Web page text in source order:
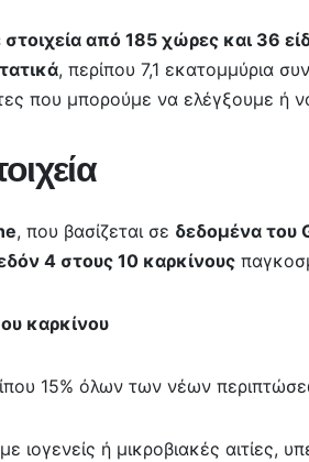
στοιχεία από 185 χώρες και 36
, περίπου 7,1 εκατομμύρια
που μπορούμε να ελέγξουμε ή
, που βασίζεται σε δεδομένα του
4 στους 10 καρκίνους
καρκίνου
15% όλων των νέων
ιογενείς ή μικροβιακές αιτίες,